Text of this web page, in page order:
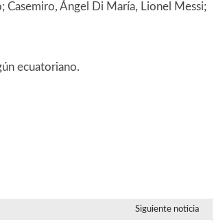
Casemiro, Ángel Di María, Lionel Messi;
ecuatoriano.
Siguiente noticia